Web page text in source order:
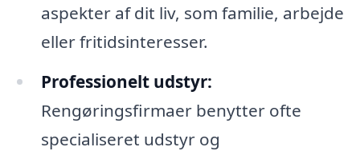
aspekter af dit liv, som familie, arbejde
eller fritidsinteresser.
Professionelt udstyr:
Rengøringsfirmaer benytter ofte
specialiseret udstyr og